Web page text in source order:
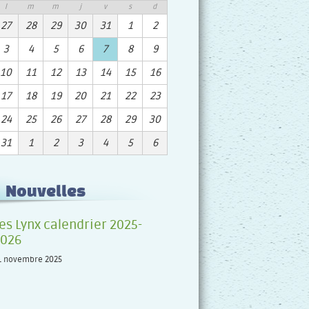
l m m j v s d
27 28 29 30 31 1
2
3
4 5 6 7 8
9
10
11 12 13 14 15
16
17
18 19 20 21 22
23
24
25 26 27 28 29
30
31
1 2 3 4 5 6
Nouvelles
Lynx calendrier 2025-
novembre 2025